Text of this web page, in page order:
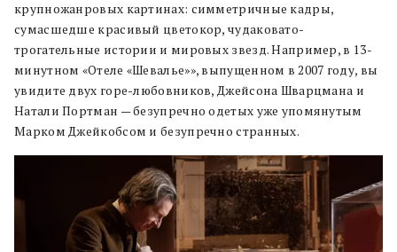
крупножанровых картинах: симметричные кадры,
сумасшедше красивый цветокор, чудаковато-
трогательные истории и мировых звезд. Например, в 13-
минутном «Отеле «Шевалье»», выпущенном в 2007 году, вы
увидите двух горе-любовников, Джейсона Шварцмана и
Натали Портман — безупречно одетых уже упомянутым
Марком Джейкобсом и безупречно странных.